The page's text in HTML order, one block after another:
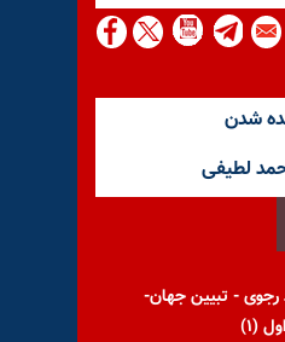
شدن
لطیفی
- تبیین جهان-
(۱)